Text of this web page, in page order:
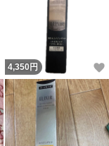
いいね！
4,350 円